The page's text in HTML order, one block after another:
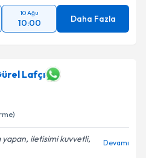
10 Ağu
10:00 Daha Fazla
Lafçı
iletisimi kuvvetli,
Devamı